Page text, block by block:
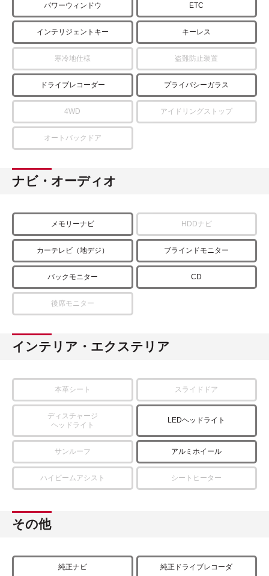
パワーウィンドウ ETC
インテリジェントキー キーレス
寒冷地仕様 盗難防止装置
ドライブレコーダー プライバシーガラス
4WD アイドリングストップ
オートバックドア
ナビ・オーディオ
メモリーナビ HDDナビ
カーテレビ（地デジ） ブラインドモニター
バックモニター CD
後席モニター
インテリア・エクステリア
本革シート スライドドア
ディスチャージ
ヘッドライト
LEDヘッドライト
サンルーフ アルミホイール
ハイビームアシスト シートヒーター
その他
純正ナビ 純正ドライブレコーダ